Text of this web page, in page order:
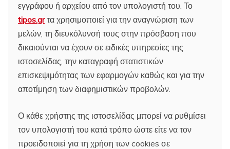
εγγράφου ή αρχείου από τον υπολογιστή του. Το
tipos.grτα χρησιμοποιεί για την αναγνώριση των
μελών, τη διευκόλυνσή τους στην πρόσβαση που
δικαιούνται να έχουν σε ειδικές υπηρεσίες της
ιστοσελίδας, την καταγραφή στατιστικών
επισκεψιμότητας των εφαρμογών καθώς και για την
αποτίμηση των διαφημιστικών προβολών.
Ο κάθε χρήστης της ιστοσελίδας μπορεί να ρυθμίσει
τον υπολογιστή του κατά τρόπο ώστε είτε να τον
προειδοποιεί για τη χρήση των cookies σε